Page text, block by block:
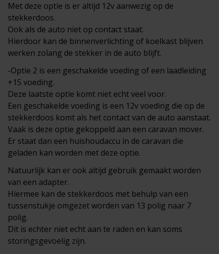
Met deze optie is er altijd 12v aanwezig op de
stekkerdoos.
Ook als de auto niet op contact staat.
Hierdoor kan de binnenverlichting of koelkast blijven
werken zolang de stekker in de auto blijft.
-Optie 2 is een geschakelde voeding of een laadleiding
+15 voeding.
Deze laatste optie komt niet echt veel voor.
Een geschakelde voeding is een 12v voeding die op de
stekkerdoos komt als het contact van de auto aanstaat.
Vaak is deze optie gekoppeld aan een caravan mover.
Er staat dan een huishoudaccu in de caravan die
geladen kan worden met deze optie.
Natuurlijk kan er ook altijd gebruik gemaakt worden
van een adapter.
Hiermee kan de stekkerdoos met behulp van een
tussenstukje omgezet worden van 13 polig naar 7
polig.
Dit is echter niet echt aan te raden en kan soms
storingsgevoelig zijn.